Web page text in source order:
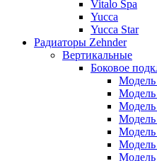
Vitalo Spa
Yucca
Yucca Star
Радиаторы Zehnder
Вертикальные
Боковое
Модель
Модель